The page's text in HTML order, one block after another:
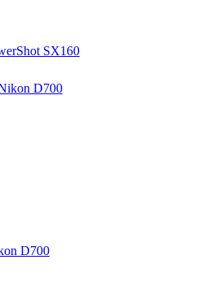
SX160
D700